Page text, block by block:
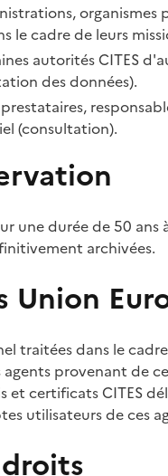
le cadre de leurs
autorités CITES
des données).
(consultation).
une durée de 50
archivées.
Union
traitées dans le
provenant de
et certificats CITES
utilisateurs de ces